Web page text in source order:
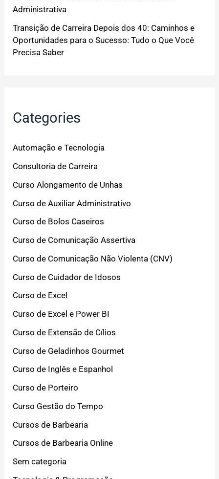
Administrativa
Transição de Carreira Depois dos 40: Caminhos e
Oportunidades para o Sucesso: Tudo o Que Você
Precisa Saber
Categories
Automação e Tecnologia
Consultoria de Carreira
Curso Alongamento de Unhas
Curso de Auxiliar Administrativo
Curso de Bolos Caseiros
Curso de Comunicação Assertiva
Curso de Comunicação Não Violenta (CNV)
Curso de Cuidador de Idosos
Curso de Excel
Curso de Excel e Power BI
Curso de Extensão de Cílios
Curso de Geladinhos Gourmet
Curso de Inglês e Espanhol
Curso de Porteiro
Curso Gestão do Tempo
Cursos de Barbearia
Cursos de Barbearia Online
Sem categoria